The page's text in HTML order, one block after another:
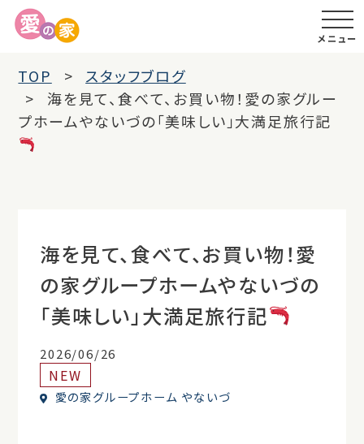
メニュー
TOP
スタッフブログ
海を見て、食べて、お買い物！愛の家グルー
プホームやないづの「美味しい」大満足旅行記
海を見て、食べて、お買い物！愛
の家グループホームやないづの
「美味しい」大満足旅行記
2026/06/26
NEW
愛の家グループホーム やないづ